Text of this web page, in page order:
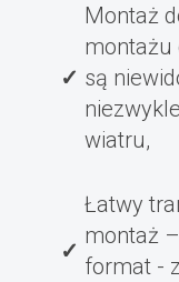
Montaż
montażu
są
wiatru,
Łatwy
montaż
format -